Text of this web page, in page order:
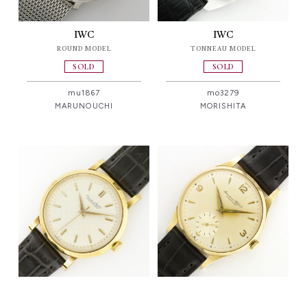
IWC
ROUND MODEL
SOLD
mu1867
MARUNOUCHI
IWC
TONNEAU MODEL
SOLD
mo3279
MORISHITA